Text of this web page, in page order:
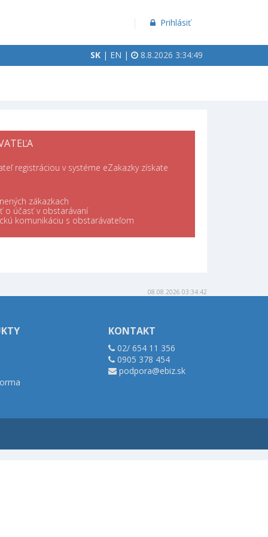
Prihlásiť
SK | EN | 8.8.2026 3:34:49
registráciou v systéme eZakazky získate
zákazkach
o účasť v obstarávaní
komunikáciu s obstarávateľom
08.08.2026 03:34:42
KONTAKT
02/ 654 11 356
0905 378 454
podpora@ebiz.sk